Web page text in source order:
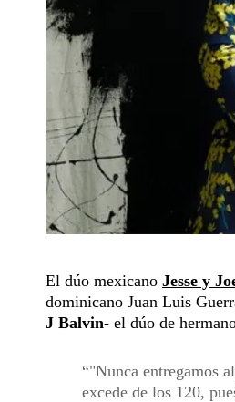
El dúo mexicano Jesse y
dominicano Juan Luis
J Balvin- el dúo de
"Nunca entregamos
excede de los 120,